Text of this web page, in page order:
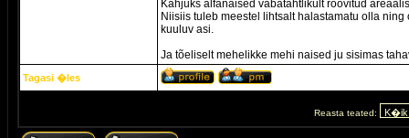
Kahjuks alfanaised vabatahtlikult röövitud
Niisiis tuleb meestel lihtsalt halastamatu olla
kuuluv asi.
Ja tõeliselt mehelikke mehi naised ju sisimas
Tagasi �les
Reasta teated: